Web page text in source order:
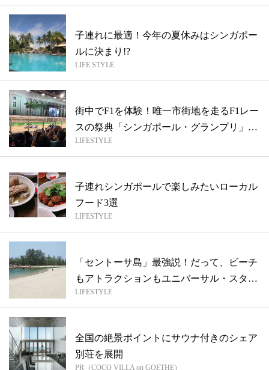
子連れに最適！今年の夏休みはシンガポー
ルに決まり!?
LIFE STYLE
街中でF1を体験！唯一市街地を走るF1レー
スの祭典「シンガポール・グランプリ」
へ...
LIFESTYLE
子連れシンガポールで楽しみたいローカル
フード3選
LIFESTYLE
「セントーサ島」最強説！だって、ビーチ
もアトラクションもユニバーサル・スタジ
オも...
LIFESTYLE
全国の絶景ポイントにサウナ付きのシェア
別荘を展開
PR（COCO VILLA on GOETHE）